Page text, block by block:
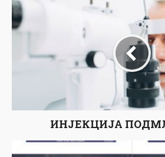
ИНЈЕКЦИЈА